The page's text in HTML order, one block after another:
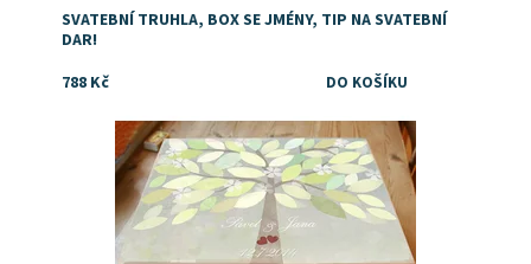
SVATEBNÍ TRUHLA, BOX SE JMÉNY, TIP NA SVATEBNÍ
DAR!
788 Kč